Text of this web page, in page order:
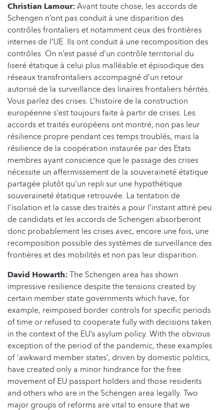
Christian Lamour: Avant toute chose, les accords de
Schengen n’ont pas conduit à une disparition des
contrôles frontaliers et notamment ceux des frontières
internes de l’UE. Ils ont conduit à une recomposition des
contrôles. On n’est passé d’un contrôle territorial du
liseré étatique à celui plus malléable et épisodique des
réseaux transfrontaliers accompagné d’un retour
autorisé de la surveillance des linaires frontaliers hérités.
Vous parlez des crises. L’histoire de la construction
européenne s’est toujours faite à partir de crises. Les
accords et traités européens ont montré, non pas leur
résilience propre pendant ces temps troublés, mais la
résilience de la coopération instaurée par des Etats
membres ayant conscience que le passage des crises
nécessite un affermissement de la souveraineté étatique
partagée plutôt qu’un repli sur une hypothétique
souveraineté étatique retrouvée. La tentation de
l’isolation et la casse des traités a pour l’instant attiré peu
de candidats et les accords de Schengen absorberont
donc probablement les crises avec, encore une fois, une
recomposition possible des systèmes de surveillance des
frontières et des mobilités et non pas leur disparition.
David Howarth: The Schengen area has shown
impressive resilience despite the tensions created by
certain member state governments which have, for
example, reimposed border controls for specific periods
of time or refused to cooperate fully with decisions taken
in the context of the EU’s asylum policy. With the obvious
exception of the period of the pandemic, these examples
of ‘awkward member states’, driven by domestic politics,
have created only a minor hindrance for the free
movement of EU passport holders and those residents
and others who are in the Schengen area legally. Two
major groups of reforms are vital to ensure that we